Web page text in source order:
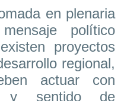
en plenaria
político
proyectos
regional,
actuar con
y sentido de